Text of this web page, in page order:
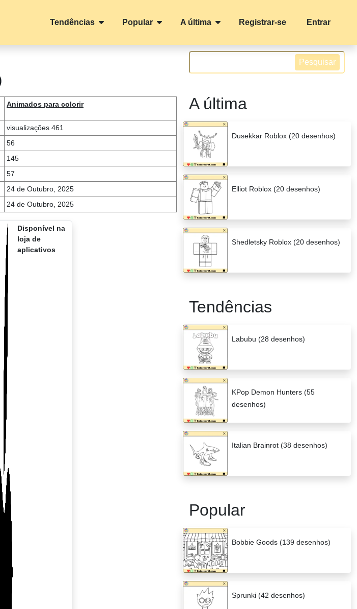
Tendências Popular A última Registrar-se Entrar
Animados para colorir
visualizações 461
56
145
57
24 de Outubro, 2025
24 de Outubro, 2025
Disponível na
loja de
aplicativos
Pesquisar
A última
Dusekkar Roblox (20 desenhos)
Elliot Roblox (20 desenhos)
Shedletsky Roblox (20 desenhos)
Tendências
Labubu (28 desenhos)
KPop Demon Hunters (55
desenhos)
Italian Brainrot (38 desenhos)
Popular
Bobbie Goods (139 desenhos)
Sprunki (42 desenhos)